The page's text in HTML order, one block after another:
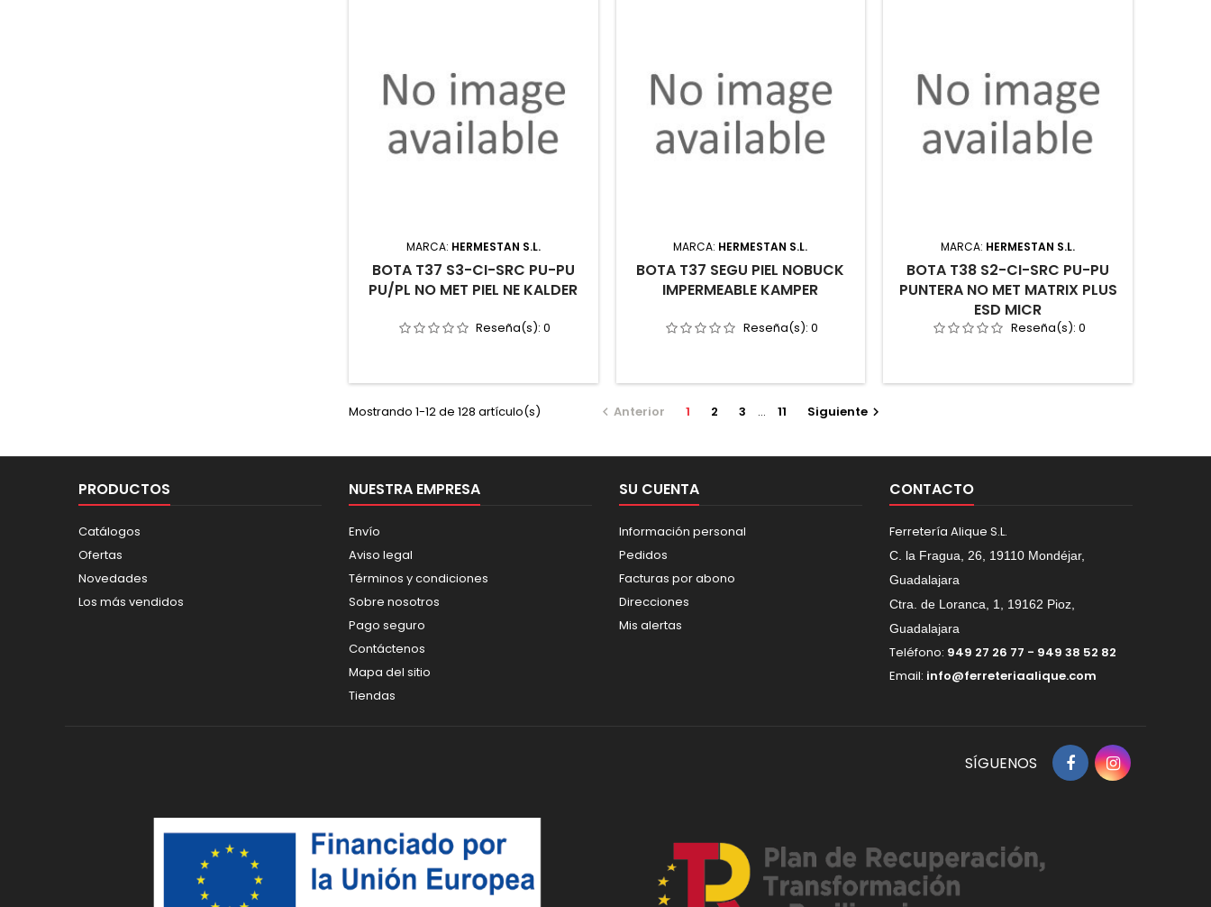
MARCA: HERMESTAN S.L.
BOTA T37 S3-CI-SRC PU-PU
PU/PL NO MET PIEL NE KALDER
Reseña(s):0
MARCA: HERMESTAN S.L.
BOTA T37 SEGU PIEL NOBUCK
IMPERMEABLE KAMPER
Reseña(s): 0
MARCA: HERMESTAN S.L.
BOTA T38 S2-CI-SRC PU-PU
PUNTERA NO MET MATRIX PLUS
ESD MICR
Reseña(s): 0
Mostrando 1-12 de 128 artículo(s)  Anterior 1 2 3 … 11 Siguiente 
PRODUCTOS
Catálogos
Ofertas
Novedades
Los más vendidos
NUESTRA EMPRESA
Envío
Aviso legal
Términos y condiciones
Sobre nosotros
Pago seguro
Contáctenos
Mapa del sitio
Tiendas
SU CUENTA
Información personal
Pedidos
Facturas por abono
Direcciones
Mis alertas
CONTACTO
Ferretería Alique S.L.
C. la Fragua, 26, 19110 Mondéjar,
Guadalajara
Ctra. de Loranca, 1, 19162 Pioz,
Guadalajara
Teléfono: 949 27 26 77 - 949 38 52 82
Email: info@ferreteriaalique.com
SÍGUENOS